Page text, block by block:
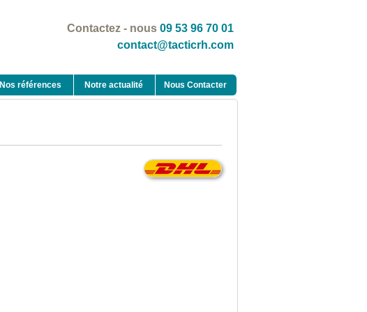
Contactez - nous 09 53 96 70 01
contact@tacticrh.com
Nos références Notre actualité Nous Contacter